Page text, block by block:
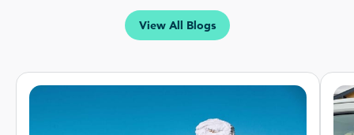
Skis haute performance
Intermediate-Advanced Skiers
View All Blogs